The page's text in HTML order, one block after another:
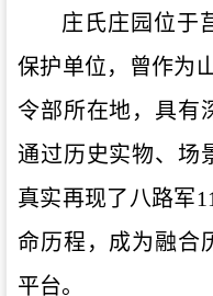
庄氏庄园位于
保护单位，曾作为
令部所在地，具有
通过历史实物、场
真实再现了八路军
命历程，成为融合
平台。